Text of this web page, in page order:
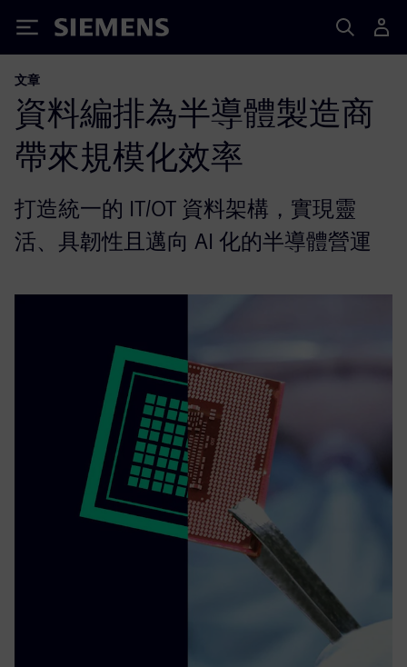
Siemens
文章
資料編排為半導體製造商
帶來規模化效率
打造統一的 IT/OT 資料架構，實現靈
活、具韌性且邁向 AI 化的半導體營運